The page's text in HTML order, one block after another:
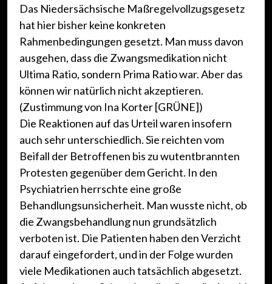
Das Niedersächsische Maßregelvollzugsgesetz
hat hier bisher keine konkreten
Rahmenbedingungen gesetzt. Man muss davon
ausgehen, dass die Zwangsmedikation nicht
Ultima Ratio, sondern Prima Ratio war. Aber das
können wir natürlich nicht akzeptieren.
(Zustimmung von Ina Korter [GRÜNE])
Die Reaktionen auf das Urteil waren insofern
auch sehr unterschiedlich. Sie reichten vom
Beifall der Betroffenen bis zu wutentbrannten
Protesten gegenüber dem Gericht. In den
Psychiatrien herrschte eine große
Behandlungsunsicherheit. Man wusste nicht, ob
die Zwangsbehandlung nun grundsätzlich
verboten ist. Die Patienten haben den Verzicht
darauf eingefordert, und in der Folge wurden
viele Medikationen auch tatsächlich abgesetzt.